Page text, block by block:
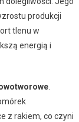
produkcji
tlenu w
energią i
.
z rakiem, co czyni